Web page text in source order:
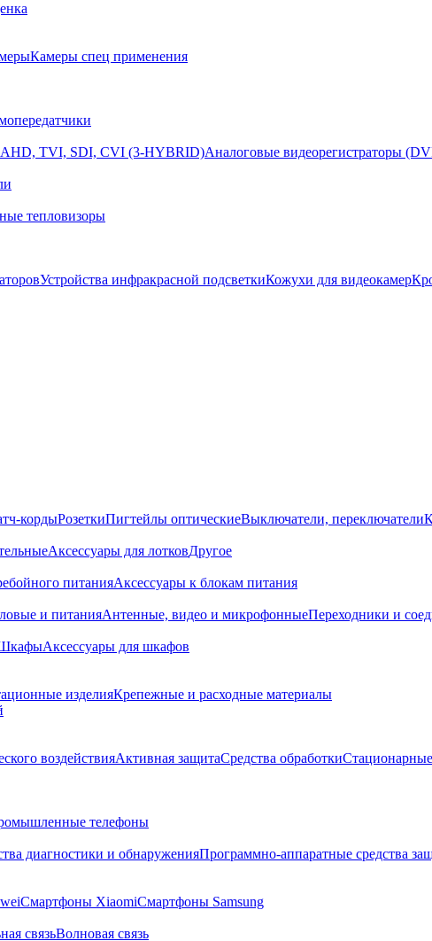
Камеры спец применения
AHD, TVI, SDI, CVI (3-HYBRID)Аналоговые видеорегистраторы
тепловизоры
Устройства инфракрасной подсветкиКожухи для видеокамер
кордыРозеткиПигтейлы оптическиеВыключатели, переключатели
Аксессуары для лотковДругое
питанияАксессуары к блокам питания
и питанияАнтенные, видео и микрофонныеПереходники и
Аксессуары для шкафов
изделияКрепежные и расходные материалы
воздействияАктивная защитаСредства обработки
телефоны
диагностики и обнаруженияПрограммно-аппаратные средства
Смартфоны XiaomiСмартфоны Samsung
связьВолновая связь